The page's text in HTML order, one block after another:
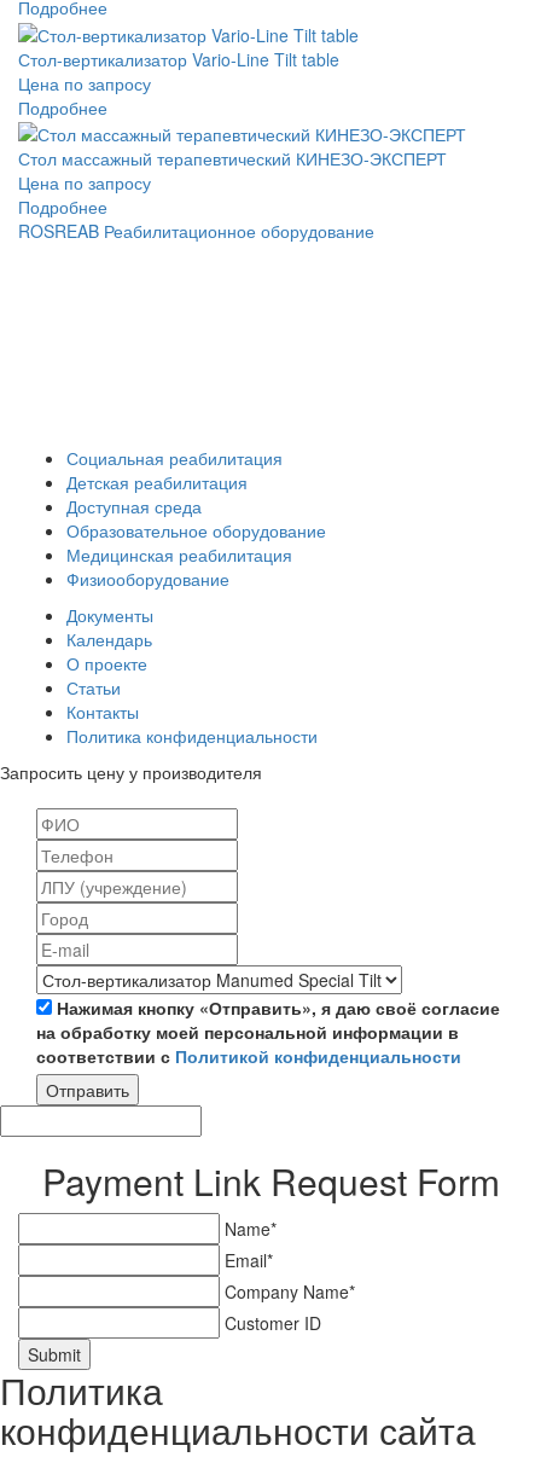
Подробнее
Стол-вертикализатор Vario-Line Tilt table
Цена по запросу
Подробнее
Стол массажный терапевтический КИНЕЗО-ЭКСПЕРТ
Цена по запросу
Подробнее
ROSREAB Реабилитационное оборудование
Социальная реабилитация
Детская реабилитация
Доступная среда
Образовательное оборудование
Медицинская реабилитация
Физиооборудование
Документы
Календарь
О проекте
Статьи
Контакты
Политика конфиденциальности
Запросить цену у производителя
Нажимая кнопку «Отправить», я даю своё согласие
на обработку моей персональной информации в
соответствии с Политикой конфиденциальности
Отправить
Payment Link Request Form
Name*
Email*
Company Name*
Customer ID
Submit
Политика
конфиденциальности сайта